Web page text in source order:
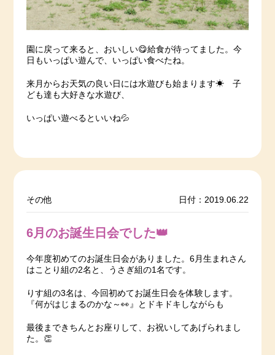
園に戻って来ると、おいしい😋給食が待ってました。今
日もいっぱい遊んで、いっぱい食べたね。
来月からお天気の良い日には水遊びも始まります☀ 子
ども達も大好きな水遊び、
いっぱい遊べるといいね💦
その他 日付：2019.06.22
6月のお誕生日会でした👑
今年度初めてのお誕生日会がありました。6月生まれさん
はことり組の2名と、うさぎ組の1名です。
りす組の3名は、今回初めてお誕生日会を体験します。
『何がはじまるのかな～👀』とドキドキしながらも
最後まできちんとお座りして、お祝いしてあげられまし
た。👏